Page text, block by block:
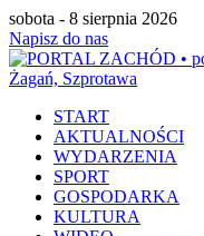
sobota - 8 sierpnia 2026
Napisz do nas
START
AKTUALNOŚCI
WYDARZENIA
SPORT
GOSPODARKA
KULTURA